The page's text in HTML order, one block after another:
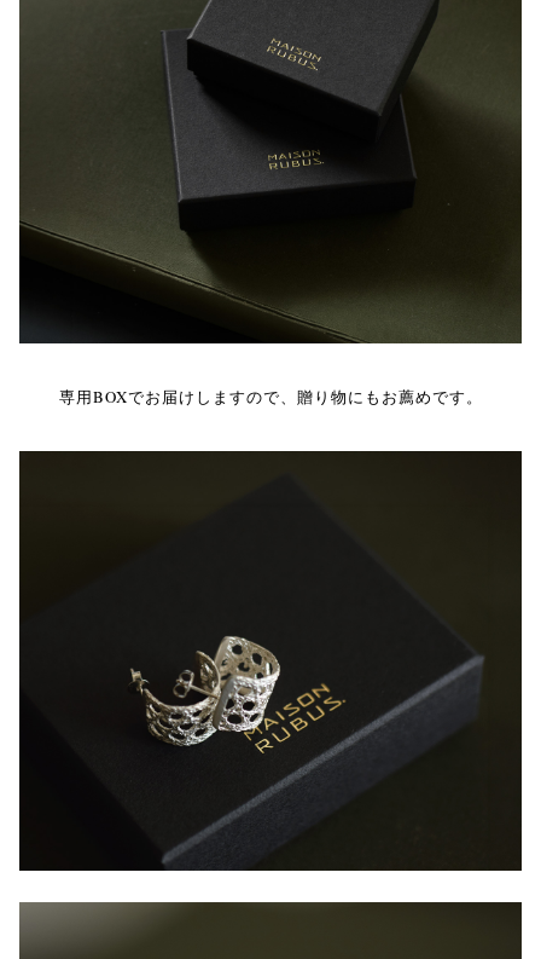
専用BOXでお届けしますので、贈り物にもお薦めです。